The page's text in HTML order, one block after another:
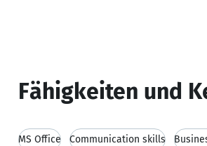
Fähigkeiten und
MS Office Communication skills